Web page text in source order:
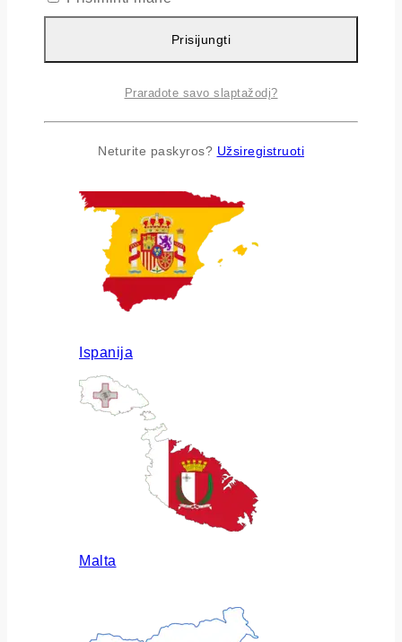
Airija
Ispanija
Malta
Prisijungti
Praradote savo slaptažodį?
Neturite paskyros? Užsiregistruoti